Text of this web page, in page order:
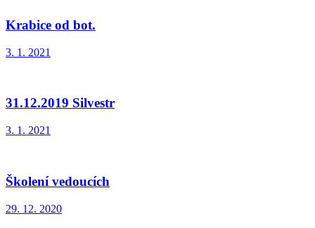
Krabice od bot.
3. 1. 2021
31.12.2019 Silvestr
3. 1. 2021
Školení vedoucích
29. 12. 2020